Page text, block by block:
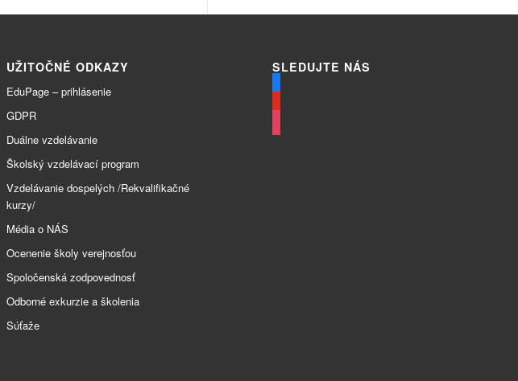
UŽITOČNÉ ODKAZY
EduPage – prihlásenie
GDPR
Duálne vzdelávanie
Školský vzdelávací program
Vzdelávanie dospelých /Rekvalifikačné
kurzy/
Média o NÁS
Ocenenie školy verejnosťou
Spoločenská zodpovednosť
Odborné exkurzie a školenia
Súťaže
SLEDUJTE NÁS